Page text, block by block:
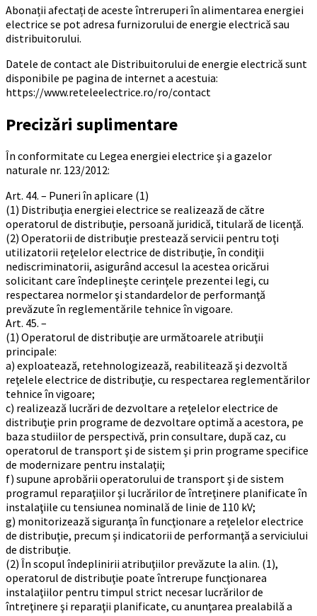
Abonații afectați de aceste întreruperi în alimentarea energiei
electrice se pot adresa furnizorului de energie electrică sau
distribuitorului.
Datele de contact ale Distribuitorului de energie electrică sunt
disponibile pe pagina de internet a acestuia:
https://www.reteleelectrice.ro/ro/contact
Precizări suplimentare
În conformitate cu Legea energiei electrice şi a gazelor
naturale nr. 123/2012:
Art. 44. – Puneri în aplicare (1)
(1) Distribuţia energiei electrice se realizează de către
operatorul de distribuţie, persoană juridică, titulară de licenţă.
(2) Operatorii de distribuţie prestează servicii pentru toţi
utilizatorii reţelelor electrice de distribuţie, în condiţii
nediscriminatorii, asigurând accesul la acestea oricărui
solicitant care îndeplineşte cerinţele prezentei legi, cu
respectarea normelor şi standardelor de performanţă
prevăzute în reglementările tehnice în vigoare.
Art. 45. –
(1) Operatorul de distribuţie are următoarele atribuţii
principale:
a) exploatează, retehnologizează, reabilitează şi dezvoltă
reţelele electrice de distribuţie, cu respectarea reglementărilor
tehnice în vigoare;
c) realizează lucrări de dezvoltare a reţelelor electrice de
distribuţie prin programe de dezvoltare optimă a acestora, pe
baza studiilor de perspectivă, prin consultare, după caz, cu
operatorul de transport şi de sistem şi prin programe specifice
de modernizare pentru instalaţii;
f) supune aprobării operatorului de transport şi de sistem
programul reparaţiilor şi lucrărilor de întreţinere planificate în
instalaţiile cu tensiunea nominală de linie de 110 kV;
g) monitorizează siguranţa în funcţionare a reţelelor electrice
de distribuţie, precum şi indicatorii de performanţă a serviciului
de distribuţie.
(2) În scopul îndeplinirii atribuţiilor prevăzute la alin. (1),
operatorul de distribuţie poate întrerupe funcţionarea
instalaţiilor pentru timpul strict necesar lucrărilor de
întreţinere şi reparaţii planificate, cu anunţarea prealabilă a